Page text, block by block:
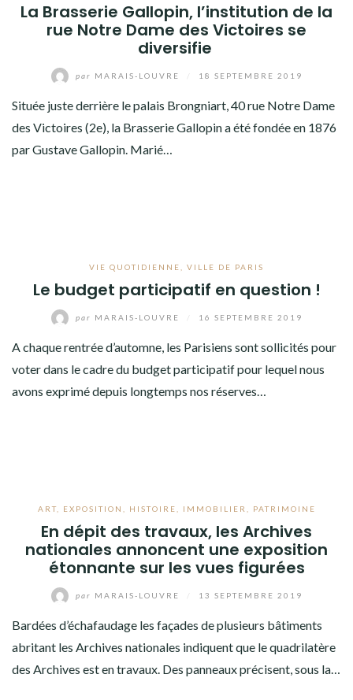
La Brasserie Gallopin, l’institution de la
rue Notre Dame des Victoires se
diversifie
par MARAIS-LOUVRE 18 SEPTEMBRE 2019
Située juste derrière le palais Brongniart, 40 rue Notre Dame
des Victoires (2e), la Brasserie Gallopin a été fondée en 1876
par Gustave Gallopin. Marié…
VIE QUOTIDIENNE VILLE DE PARIS
Le budget participatif en question !
par MARAIS-LOUVRE 16 SEPTEMBRE 2019
A chaque rentrée d’automne, les Parisiens sont sollicités pour
voter dans le cadre du budget participatif pour lequel nous
avons exprimé depuis longtemps nos réserves…
ART, EXPOSITION HISTOIRE IMMOBILIER PATRIMOINE
En dépit des travaux, les Archives
nationales annoncent une exposition
étonnante sur les vues figurées
par MARAIS-LOUVRE 13 SEPTEMBRE 2019
Bardées d’échafaudage les façades de plusieurs bâtiments
abritant les Archives nationales indiquent que le quadrilatère
des Archives est en travaux. Des panneaux précisent, sous la…